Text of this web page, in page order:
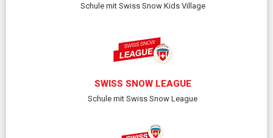
Schule mit Swiss Snow Kids Village
SWISS SNOW LEAGUE
Schule mit Swiss Snow League